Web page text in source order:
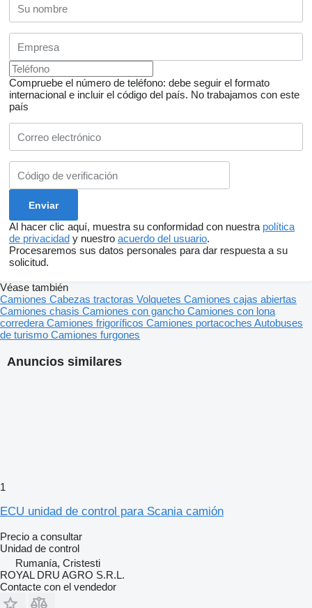
Compruebe el número de teléfono: debe seguir el formato
internacional e incluir el código del país. No trabajamos con este
país
Al hacer clic aquí, muestra su conformidad con nuestra política
de privacidad y nuestro acuerdo del usuario.
Procesaremos sus datos personales para dar respuesta a su
solicitud.
Anuncios similares
1
ECU unidad de control para Scania camión
Precio a consultar
Unidad de control
Rumanía, Cristesti
ROYAL DRU AGRO S.R.L.
Contacte con el vendedor
Véase también
Camiones Cabezas tractoras Volquetes Camiones cajas abiertas
Camiones chasis Camiones con gancho Camiones con lona
corredera Camiones frigoríficos Camiones portacoches Autobuses
de turismo Camiones furgones